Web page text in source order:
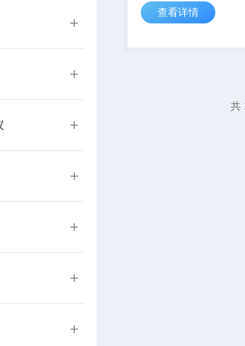
性、黏着性、凝胶性、延
企业理想检测仪器。
查看详情
共